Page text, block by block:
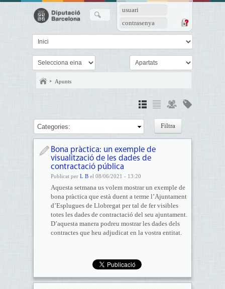
usuari
contrasenya
Apunts
Categories:
Bona pràctica: un exemple de
visualització de les dades de
contractació pública
Publicat per L Bel 08/06/2021 - 13:20
Aquesta setmana us volem mostrar un exemple de
bona pràctica que està duent a terme l’Ajuntament
d’Esplugues de Llobregat per tal de fer visibles
totes les dades de contractació del seu ajuntament.
D’aquesta manera podreu mostrar les dades dels
contractes que heu adjudicat en la vostra entitat.